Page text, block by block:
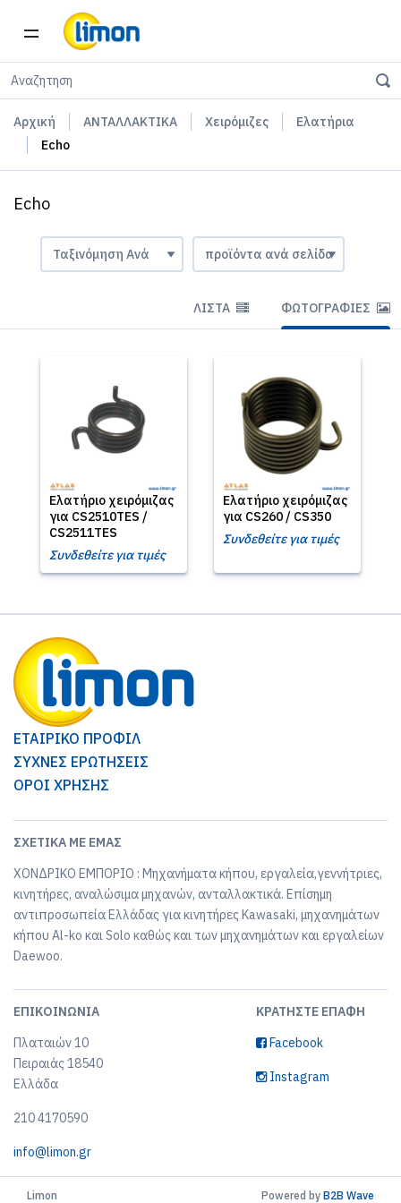
Αρχική ΑΝΤΑΛΛΑΚΤΙΚΑ Χειρόμιζες
Ελατήρια
Echo
Echo
ΛΊΣΤΑ ΦΩΤΟΓΡΑΦΊΕΣ
Ελατήριο χειρόμιζας
για CS2510TES /
CS2511TES
Συνδεθείτε για τιμές
Ελατήριο χειρόμιζας
για CS260 / CS350
Συνδεθείτε για τιμές
ΕΤΑΙΡΙΚΟ ΠΡΟΦΙΛ
ΣΥΧΝΕΣ ΕΡΩΤΗΣΕΙΣ
ΟΡΟΙ ΧΡΗΣΗΣ
ΣΧΕΤΙΚΆ ΜΕ ΕΜΆΣ
ΧΟΝΔΡΙΚΟ ΕΜΠΟΡΙΟ : Μηχανήματα κήπου, εργαλεία,γεννήτριες,
κινητήρες, αναλώσιμα μηχανών, ανταλλακτικά. Επίσημη
αντιπροσωπεία Ελλάδας για κινητήρες Kawasaki, μηχανημάτων
κήπου Al-ko και Solo καθώς και των μηχανημάτων και εργαλείων
Daewoo.
ΕΠΙΚΟΙΝΩΝΊΑ
Πλαταιών 10
Πειραιάς 18540
Ελλάδα
210 4170590
info@limon.gr
ΚΡΑΤΉΣΤΕ ΕΠΑΦΉ
Facebook
Instagram
Limon Powered by B2B Wave